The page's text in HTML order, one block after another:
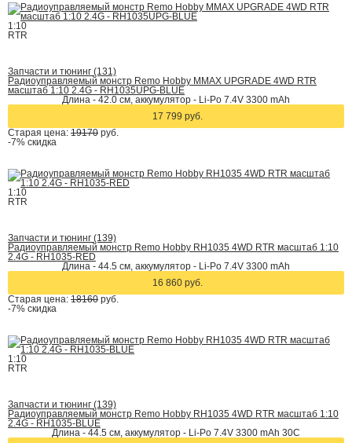
1:10
RTR
Запчасти и тюнинг (131)
Радиоуправляемый монстр Remo Hobby MMAX UPGRADE 4WD RTR
масштаб 1:10 2.4G - RH1035UPG-BLUE
Длина - 42.0 см, аккумулятор - Li-Po 7.4V 3300 mAh
17 799 руб.
Старая цена: 19170 руб.
-7% скидка
1:10
RTR
Запчасти и тюнинг (139)
Радиоуправляемый монстр Remo Hobby RH1035 4WD RTR масштаб 1:10
2.4G - RH1035-RED
Длина - 44.5 см, аккумулятор - Li-Po 7.4V 3300 mAh
16 860 руб.
Старая цена: 18160 руб.
-7% скидка
1:10
RTR
Запчасти и тюнинг (139)
Радиоуправляемый монстр Remo Hobby RH1035 4WD RTR масштаб 1:10
2.4G - RH1035-BLUE
Длина - 44.5 см, аккумулятор - Li-Po 7.4V 3300 mAh 30С